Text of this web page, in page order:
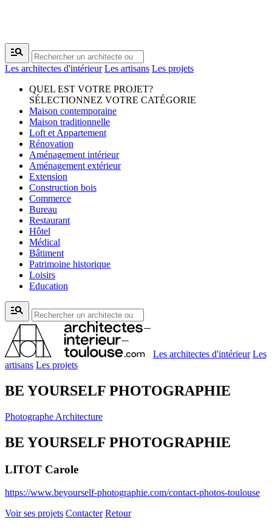
manage_search
Les architectes d'intérieur Les artisans Les projets
QUEL EST VOTRE PROJET?
SÉLECTIONNEZ VOTRE CATÉGORIE
Maison contemporaine
Maison traditionnelle
Loft et Appartement
Rénovation
Aménagement intérieur
Aménagement extérieur
Extension
Construction bois
Commerce
Bureau
Restaurant
Hôtel
Médical
Bâtiment
Patrimoine historique
Loisirs
Education
manage_search
Les architectes d'intérieur Les
artisans Les projets
BE YOURSELF PHOTOGRAPHIE
Photographe Architecture
BE YOURSELF PHOTOGRAPHIE
LITOT Carole
https://www.beyourself-photographie.com/contact-photos-toulouse
Voir ses projets Contacter Retour